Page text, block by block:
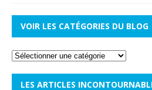
VOIR LES CATÉGORIES DU BLOG
LES ARTICLES